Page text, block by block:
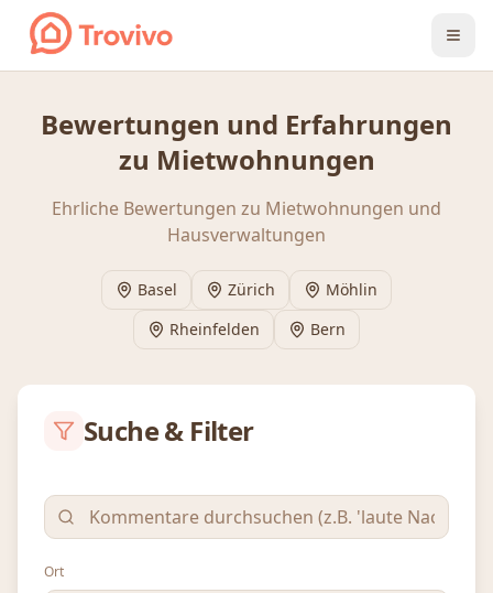
Zum Inhalt springen
Bewertungen und Erfahrungen
zu Mietwohnungen
Ehrliche Bewertungen zu Mietwohnungen und
Hausverwaltungen
Basel Zürich
Möhlin
Rheinfelden
Bern
Suche & Filter
Ort